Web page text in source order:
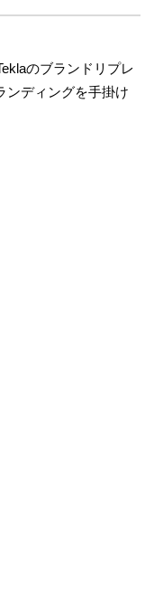
のブランドリプレ
ンディングを手掛け